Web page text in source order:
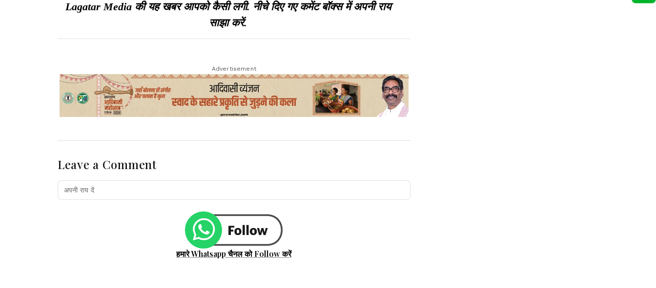
Lagatar Media की यह खबर आपको कैसी लगी. नीचे दिए गए कमेंट बॉक्स में अपनी राय
साझा करें.
Advertisement
Leave a Comment
हमारे Whatsapp चैनल को Follow करें